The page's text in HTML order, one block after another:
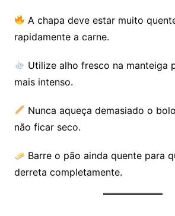
A chapa deve estar muito
rapidamente a carne.
Utilize alho fresco na manteiga
mais intenso.
Nunca aqueça demasiado o
não ficar seco.
Barre o pão ainda quente para
derreta completamente.